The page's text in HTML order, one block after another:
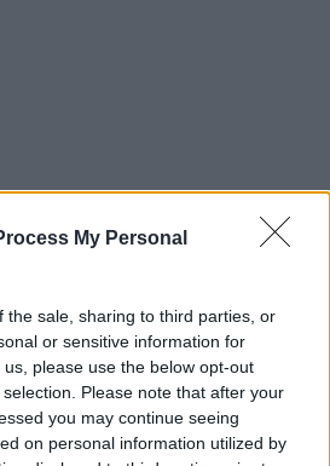
My Personal
the sale, sharing to third parties, or
or sensitive information for
please use the below opt-out
Please note that after your
you may continue seeing
on personal information utilized by
Ανανεώθηκε πριν
50 λεπτά